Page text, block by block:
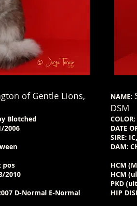
of Gentle Lions,
Blotched
2006
pos
2010​
D-Normal E-Normal
NAME:
DSM
DATE
SIRE:
DAM:
HCM
HCM
PKD
HIP